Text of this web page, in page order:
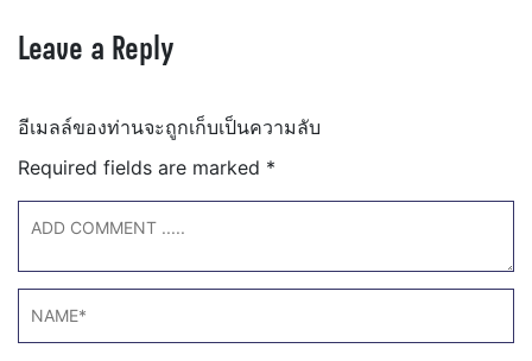
Leave a Reply
อีเมลล์ของท่านจะถูกเก็บเป็นความลับ
Required fields are marked *